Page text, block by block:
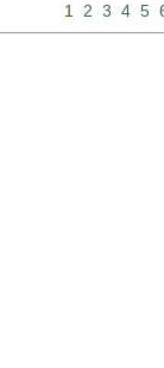
1 2 3 4 5